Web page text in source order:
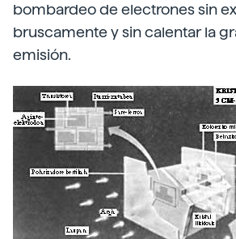
bombardeo de electrones sin
bruscamente y sin calentar la
emisión.